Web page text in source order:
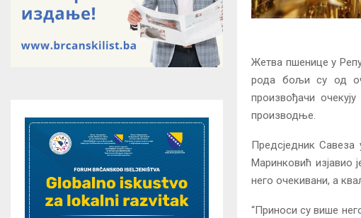
Жетва пшенице у
рода бољи су од
произвођачи
производње.
Предсједник
Маринковић изјавио
него очекивани, а
“Приноси су више